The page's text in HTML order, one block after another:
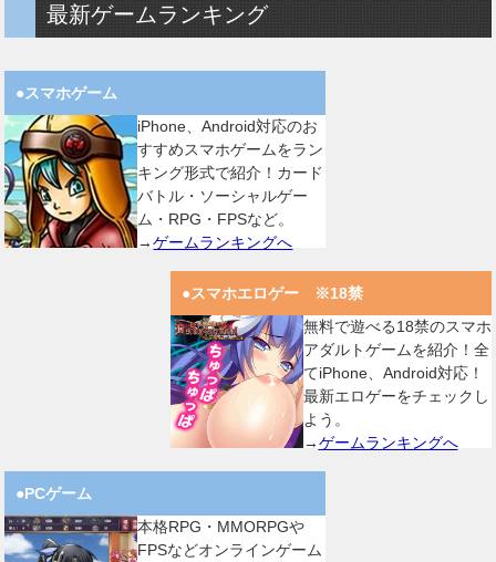
最新ゲームランキング
●スマホゲーム
iPhone、Android対応のお
すすめスマホゲームをラン
キング形式で紹介！カード
バトル・ソーシャルゲー
ム・RPG・FPSなど。
→ゲームランキングへ
●スマホエロゲー ※18禁
無料で遊べる18禁のスマホ
アダルトゲームを紹介！全
てiPhone、Android対応！
最新エロゲーをチェックし
よう。
→ゲームランキングへ
●PCゲーム
本格RPG・MMORPGや
FPSなどオンラインゲーム